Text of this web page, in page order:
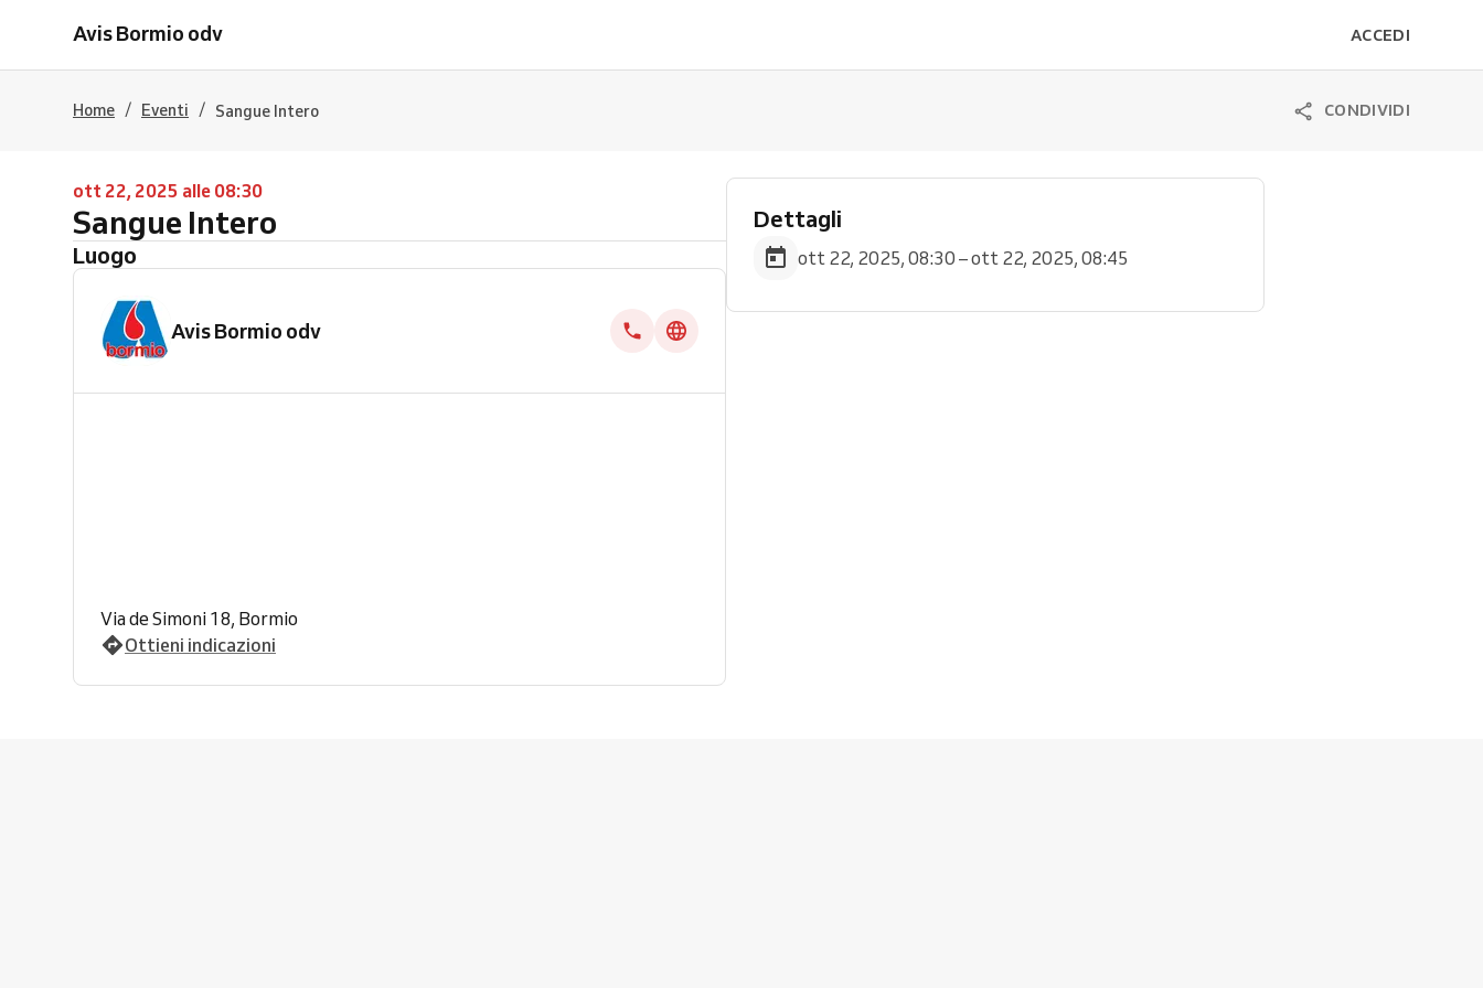
Avis Bormio odv ACCEDI
Home / Eventi / Sangue Intero CONDIVIDI
ott 22, 2025 alle 08:30
Sangue Intero
Luogo
Avis Bormio odv
Via de Simoni 18, Bormio
Ottieni indicazioni
Dettagli
ott 22, 2025, 08:30 – ott 22, 2025, 08:45